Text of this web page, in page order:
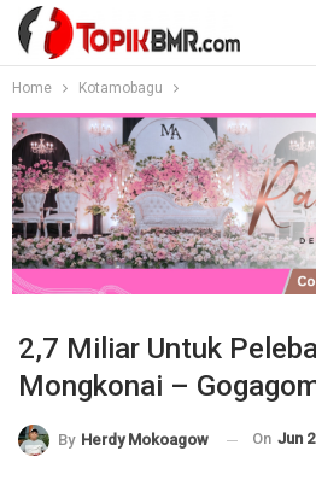
Home Kotamobagu
2,7 Miliar Untuk
Mongkonai –
By Herdy Mokoagow On Jun